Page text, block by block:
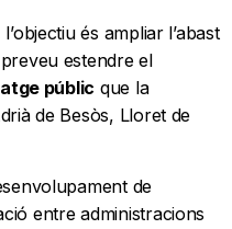
és ampliar l’abast
estendre el
públic que la
de Besòs, Lloret de
de
entre administracions